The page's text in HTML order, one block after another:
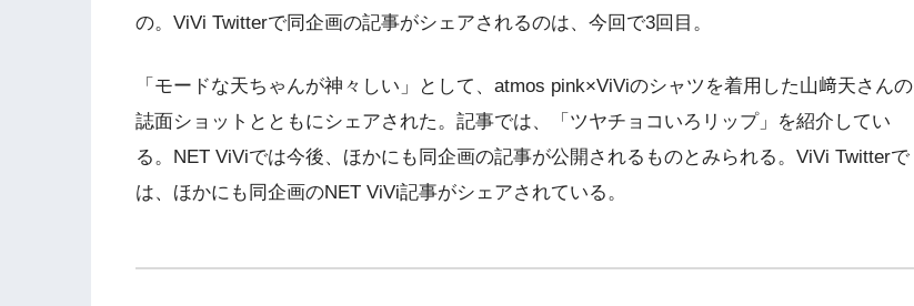
の。ViVi Twitterで同企画の記事がシェアされるのは、今回で3回目。
「モードな天ちゃんが神々しい」として、atmos pink×ViViのシャツを着用した山﨑天さんの
誌面ショットとともにシェアされた。記事では、「ツヤチョコいろリップ」を紹介してい
る。NET ViViでは今後、ほかにも同企画の記事が公開されるものとみられる。ViVi Twitterで
は、ほかにも同企画のNET ViVi記事がシェアされている。